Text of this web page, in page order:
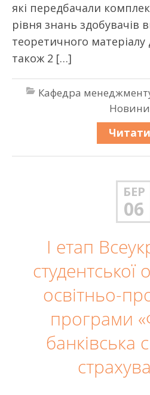
які передбачали
рівня знань здобувачів
теоретичного
також 2 […]
Кафедра
Новини
БЕР
06
І етап
студентської
освітньо-
програми
банківська